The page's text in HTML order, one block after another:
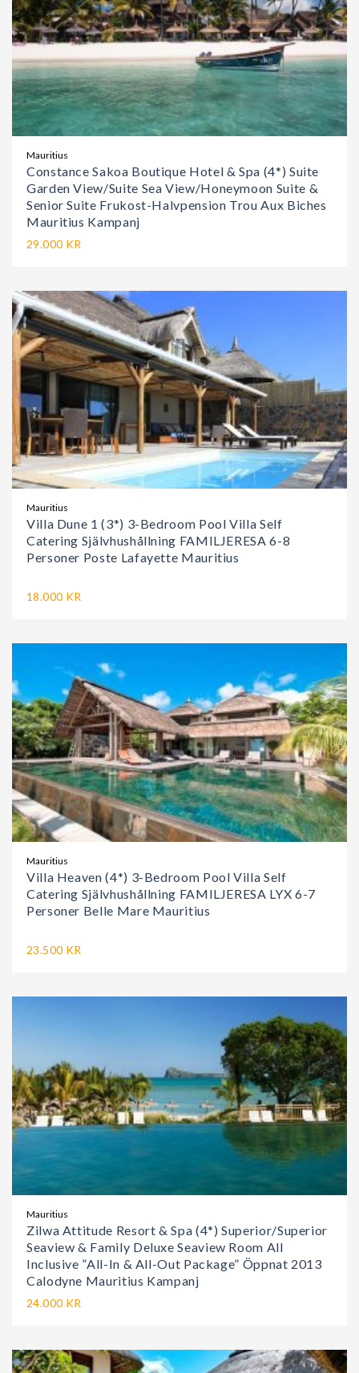
Mauritius
Constance Sakoa Boutique Hotel & Spa (4*) Suite
Garden View/Suite Sea View/Honeymoon Suite &
Senior Suite Frukost-Halvpension Trou Aux Biches
Mauritius Kampanj
29.000 KR
Mauritius
Villa Dune 1 (3*) 3-Bedroom Pool Villa Self
Catering Självhushållning FAMILJERESA 6-8
Personer Poste Lafayette Mauritius
18.000 KR
Mauritius
Villa Heaven (4*) 3-Bedroom Pool Villa Self
Catering Självhushållning FAMILJERESA LYX 6-7
Personer Belle Mare Mauritius
23.500 KR
Mauritius
Zilwa Attitude Resort & Spa (4*) Superior/Superior
Seaview & Family Deluxe Seaview Room All
Inclusive ”All-In & All-Out Package” Öppnat 2013
Calodyne Mauritius Kampanj
24.000 KR